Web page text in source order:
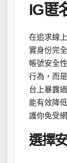
IG匿
在追求線
實身份完
帳號安全
行為，而
台上暴露
能有效降
護你免受
選擇